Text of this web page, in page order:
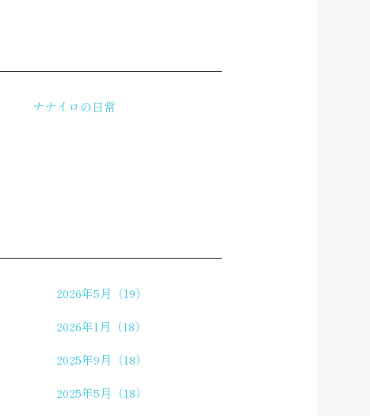
ナナイロの日常
2026年5月（19）
2026年1月（18）
2025年9月（18）
2025年5月（18）